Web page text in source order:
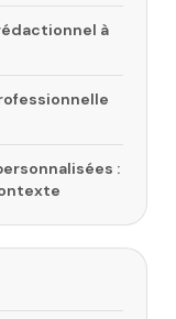
à
: